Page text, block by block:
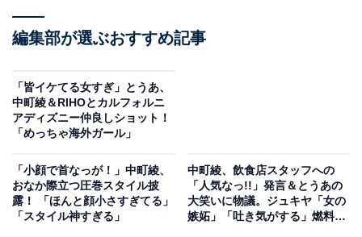
編集部が選ぶおすすめ記事
「皆イケてる女すぎ」とうあ、
中町綾＆RIHOとカルフォルニ
アディズニー仲良しショット！
「めっちゃ海外ガール」
「小顔で首なっが！」中町綾、
おなか際立つ圧巻スタイル披
露！ 「ほんと顔小さすぎてる」
「スタイル神すぎる」
中町綾、飲食店スタッフへの
「人気なっ!!」発言＆とうあの
大笑いに物議。ジュキヤ「女の
嫉妬」「吐き気がする」燃料投